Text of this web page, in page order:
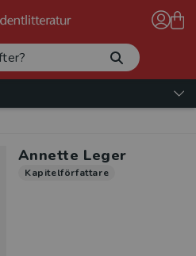
Annette Leger
Kapitelförfattare